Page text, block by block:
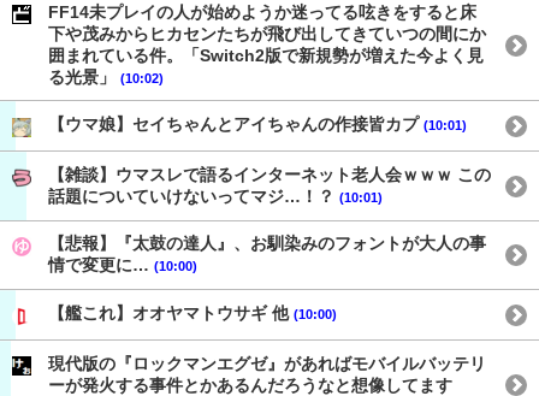
FF14未プレイの人が始めようか迷ってる呟きをすると床
下や茂みからヒカセンたちが飛び出してきていつの間にか
囲まれている件。「Switch2版で新規勢が増えた今よく見
る光景」
(10:02)
【ウマ娘】セイちゃんとアイちゃんの作接皆カプ (10:01)
【雑談】ウマスレで語るインターネット老人会ｗｗｗ この
話題についていけないってマジ…！？ (10:01)
【悲報】『太鼓の達人』、お馴染みのフォントが大人の事
情で変更に… (10:00)
【艦これ】オオヤマトウサギ 他 (10:00)
現代版の『ロックマンエグゼ』があればモバイルバッテリ
ーが発火する事件とかあるんだろうなと想像してます